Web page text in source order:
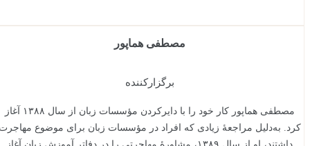
مصطفی هماپور
برگزارکننده
مصطفی هماپور کار خود را با دایرکردن مؤسسات زبان از سال ۱۳۸۸ آغاز
کرد. به‌دلیل مراجعۀ زیادی که افراد در مؤسسات زبان برای موضوع مهاجرت